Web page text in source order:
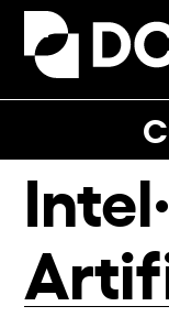
Skip
content
Open
mobile
Close
mobile